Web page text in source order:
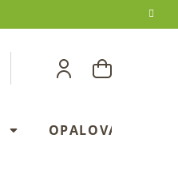
NÁKUPNÍ
OPALOVANÍ